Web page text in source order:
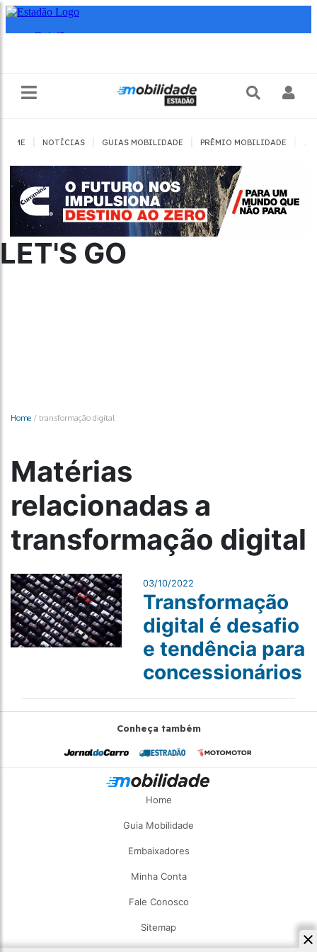
HOME NOTÍCIAS GUIAS MOBILIDADE PRÊMIO MOBILIDADE
LET'S GO
Home / transformação digital
Matérias
relacionadas a
transformação digital
03/10/2022
Transformação
digital é desafio
e tendência para
concessionários
Conheça também
Home
Guia Mobilidade
Embaixadores
Minha Conta
Fale Conosco
Sitemap